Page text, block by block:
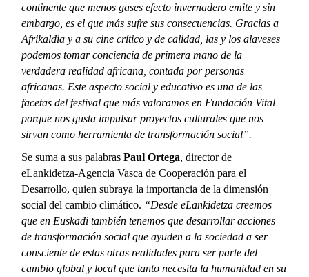
continente que menos gases efecto invernadero emite y sin
embargo, es el que más sufre sus consecuencias. Gracias a
Afrikaldia y a su cine crítico y de calidad, las y los alaveses
podemos tomar conciencia de primera mano de la
verdadera realidad africana, contada por personas
africanas. Este aspecto social y educativo es una de las
facetas del festival que más valoramos en Fundación Vital
porque nos gusta impulsar proyectos culturales que nos
sirvan como herramienta de transformación social”.
Se suma a sus palabrasPaul Ortega, director de
eLankidetza-Agencia Vasca de Cooperación para el
Desarrollo, quien subraya la importancia de la dimensión
social del cambio climático. “Desde eLankidetza creemos
que en Euskadi también tenemos que desarrollar acciones
de transformación social que ayuden a la sociedad a ser
consciente de estas otras realidades para ser parte del
cambio global y local que tanto necesita la humanidad en su